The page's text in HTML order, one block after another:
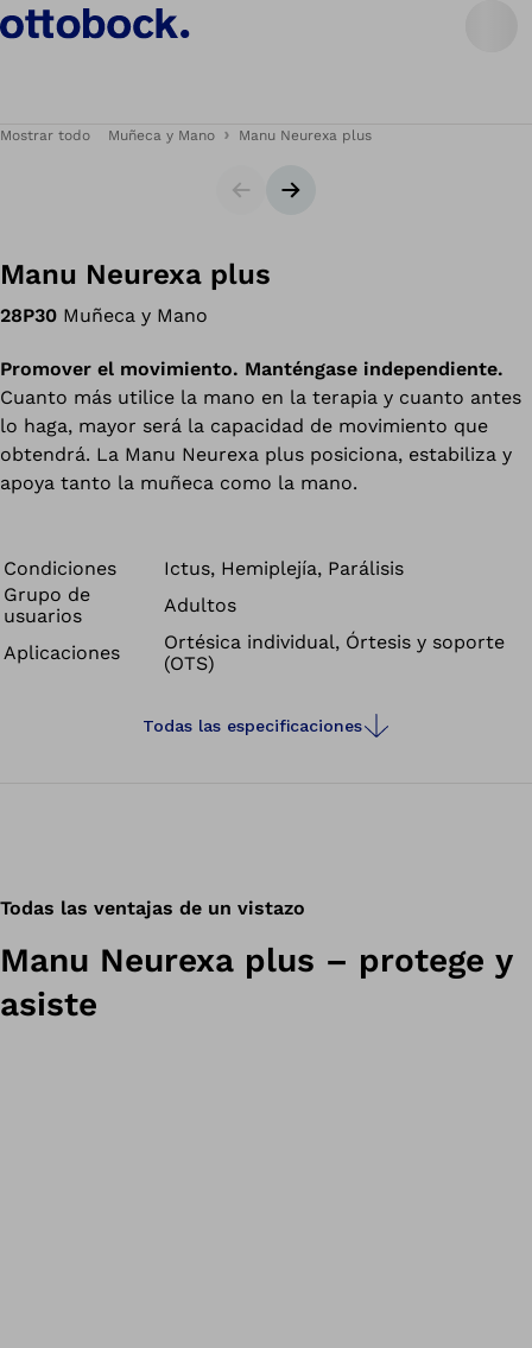
Mostrar todo Muñeca y Mano Manu Neurexa plus
DiapositivaSiguiente diapositiva
Manu Neurexa plus
28P30 Muñeca y Mano
Promover el movimiento. Manténgase independiente.
Cuanto más utilice la mano en la terapia y cuanto antes
lo haga, mayor será la capacidad de movimiento que
obtendrá. La Manu Neurexa plus posiciona, estabiliza y
apoya tanto la muñeca como la mano.
Condiciones
Ictus, Hemiplejía, Parálisis
Grupo de
usuarios
Adultos
Aplicaciones
Ortésica individual, Órtesis y soporte
(OTS)
Todas las especificaciones
Todas las ventajas de un vistazo
Manu Neurexa plus – protege y
asiste